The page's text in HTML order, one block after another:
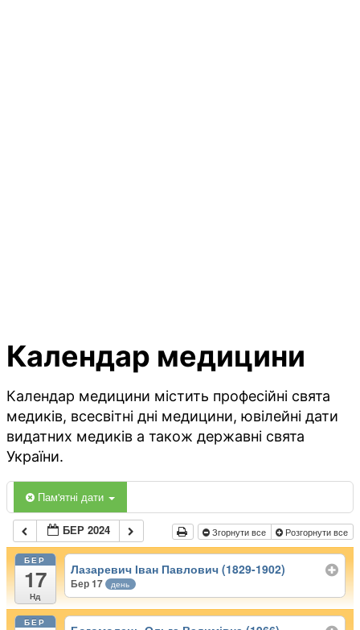
Календар медицини
Календар медицини містить професійні свята
медиків, всесвітні дні медицини, ювілейні дати
видатних медиків а також державні свята
України.
Пам'ятні дати
БЕР 2024 Згорнути все Розгорнути все
БЕР
17
Нд
Лазаревич Іван Павлович (1829-1902)
Бер 17 день
БЕР